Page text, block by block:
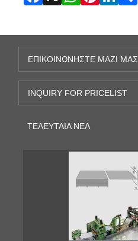
ΕΠΙΚΟΙΝΩΝΉΣΤΕ ΜΑΖΊ ΜΑΣ
INQUIRY FOR PRICELIST
ΤΕΛΕΥΤΑΊΑ ΝΈΑ